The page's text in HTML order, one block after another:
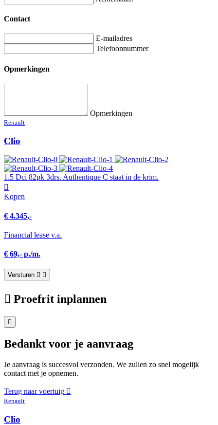
Contact
E-mailadres
Telefoonnummer
Opmerkingen
Opmerkingen
Renault
Clio
1.5 Dci 82pk 3drs. Authentique C staat in de krim.
Kopen
€ 4.345,-
Financial lease v.a.
€ 69,- p./m.
Versturen
Proefrit inplannen
Bedankt voor je aanvraag
Je aanvraag is succesvol verzonden. We zullen zo snel mogelijk
contact met je opnemen.
Terug naar voertuig
Renault
Clio